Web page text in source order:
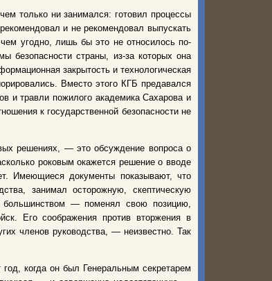
только ни занимался: готовил процессы
и не рекомендовал выпускать
угодно, лишь бы это не относилось по-
безопасности страны, из-за которых она
закрытость и технологическая
Вместо этого КГБ предавался
и травли пожилого академика Сахарова и
к государственной безопасности не
решениях, — это обсуждение вопроса о
роковым окажется решение о вводе
Имеющиеся документы показывают, что
занимал осторожную, скептическую
— поменял свою позицию,
Его соображения против вторжения в
членов руководства, — неизвестно. Так
когда он был Генеральным секретарем